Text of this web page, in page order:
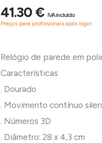
41.30 € IVA incluído
Preços para profissionais após login
Relógio de parede em
Características
. Dourado
. Movimento contínuo
. Números 3D
. Diâmetro: 28 x 4,3 cm